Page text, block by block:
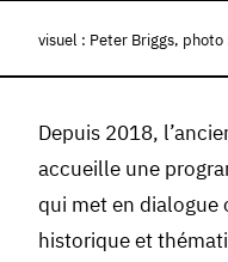
visuel : Peter Briggs, photo
Depuis 2018,
accueille une
qui met en
historique et